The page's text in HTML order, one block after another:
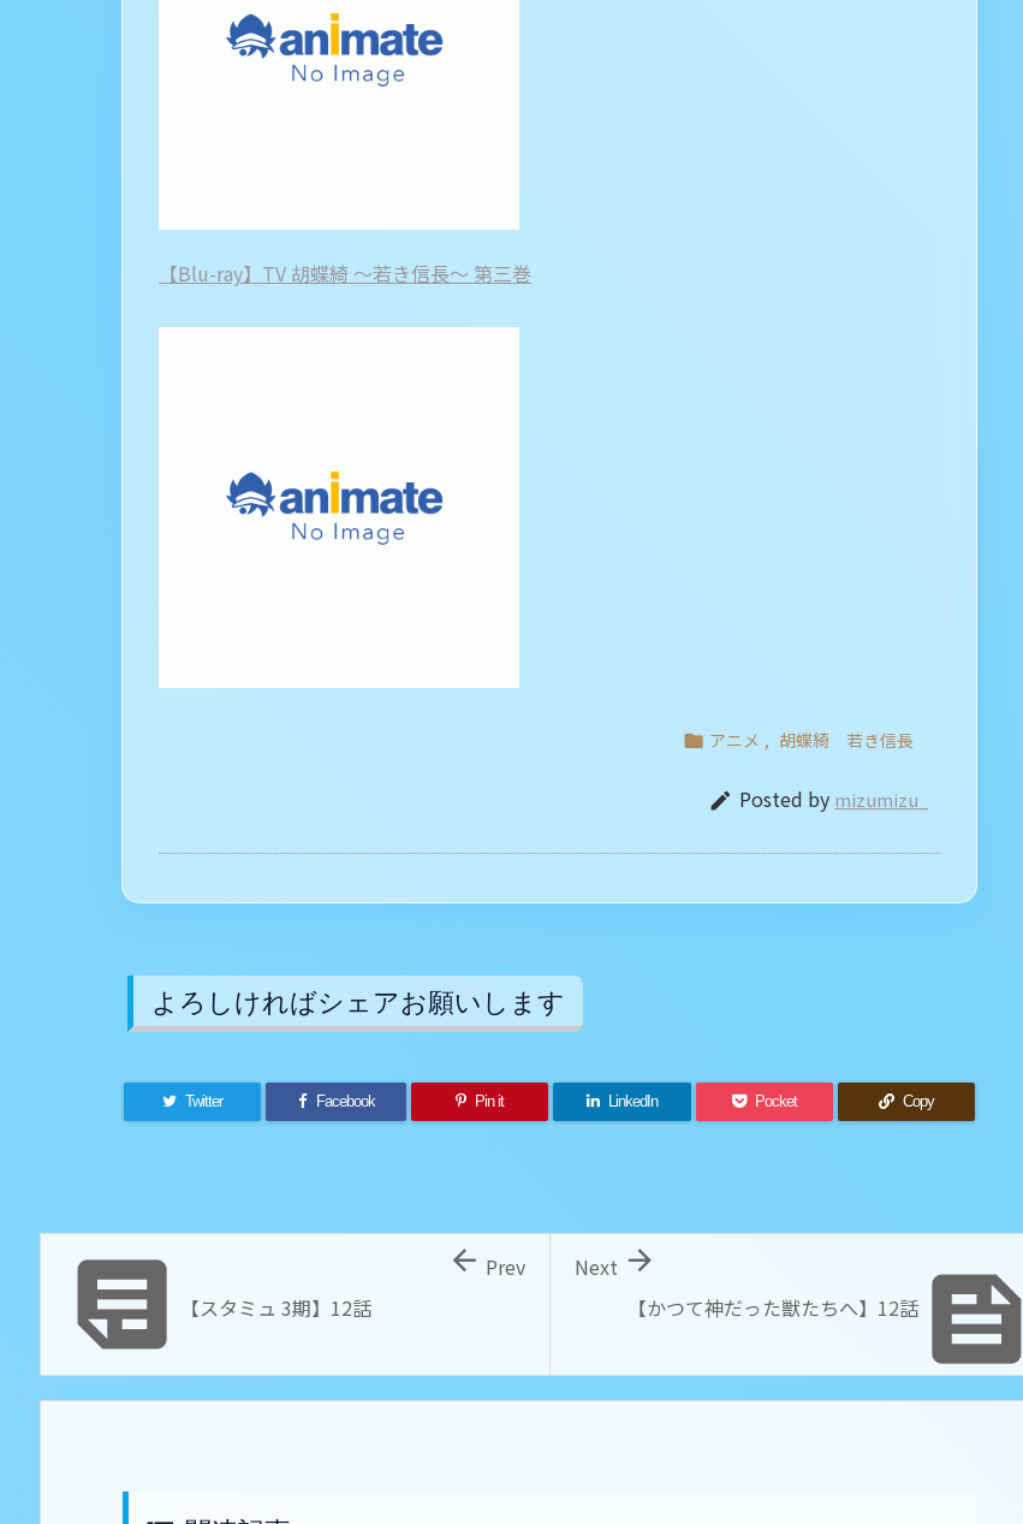
【Blu-ray】TV 胡蝶綺 ～若き信長～ 第三巻
 アニメ , 胡蝶綺 若き信長
 Posted by mizumizu_
よろしければシェアお願いします
Twitter Facebook Pin it LinkedIn Pocket Copy

【かつて神だった獣たちへ】12話

Next
 【スタミュ 3期】12話
 Prev